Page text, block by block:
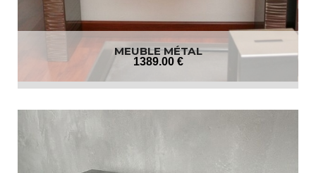
MEUBLE MÉTAL
1389.00 €